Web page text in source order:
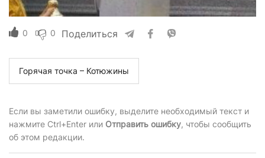
0 0 Поделиться
Горячая точка – Котюжины
Если вы заметили ошибку, выделите необходимый текст и
нажмите Ctrl+Enter или Отправить ошибку, чтобы сообщить
об этом редакции.